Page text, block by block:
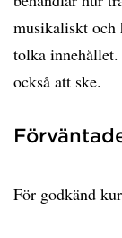
musikaliskt och
tolka
också att ske.
För godkänd